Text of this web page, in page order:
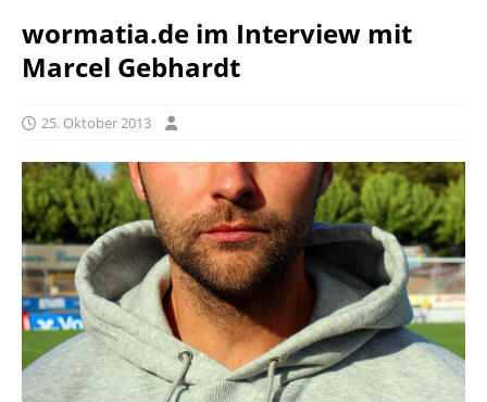
wormatia.de im Interview mit
Marcel Gebhardt
25. Oktober 2013